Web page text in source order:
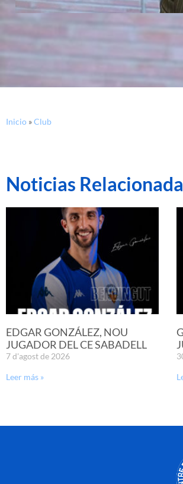
Inicio »Club
Noticias
EDGAR GONZÁLEZ, NOU
JUGADOR DEL CE SABADELL
7 d'agost de 2026
Leer más »